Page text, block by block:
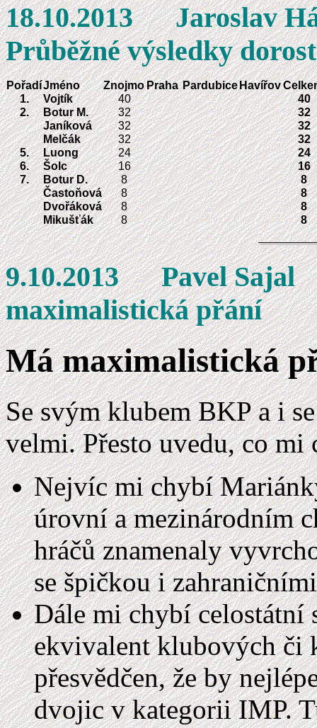
18.10.2013
Průběžné výsledky
PořadíJméno ZnojmoPraha PardubiceHavířov
1.
Vojtík 40
40
2.
Botur M. 32
32
Janíková
32
32
Melčák
32
32
5.
Luong 24
24
6.
Šolc 16
16
7.
Botur D. 8
8
Častoňová
8
8
Dvořáková
8
8
Mikušťák
8 8
9.10.2013
maximalistická přání
Má maximalistická
Se svým klubem BKP a i
velmi. Přesto uvedu, co
Nejvíc mi chybí
úrovní a mezinárodním
hráčů znamenaly
se špičkou i
Dále mi chybí
ekvivalent klubových či
přesvědčen, že by
dvojic v kategorii IMP.